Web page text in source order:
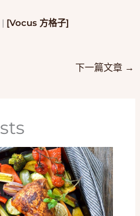
| [Vocus 方格子]
下一篇文章 →